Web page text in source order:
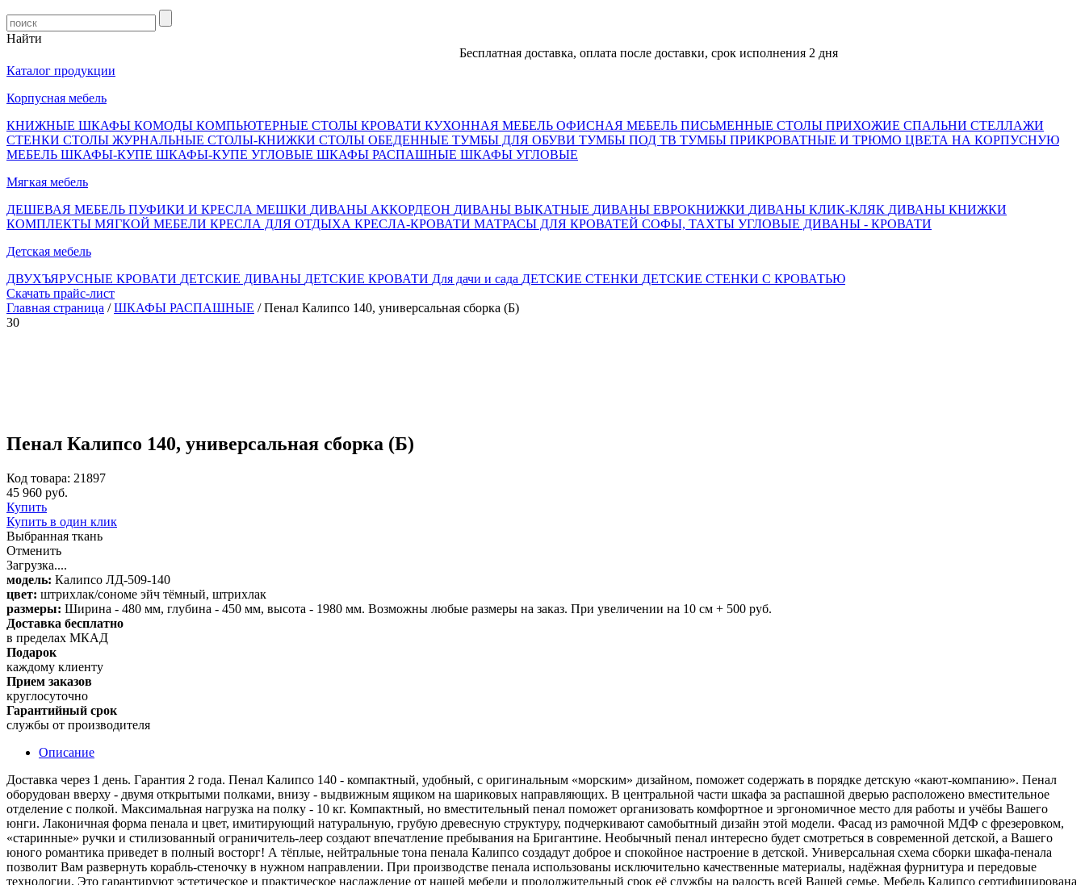
Найти
Бесплатная доставка, оплата после доставки, срок исполнения 2 дня
Каталог продукции
Корпусная мебель
КНИЖНЫЕ ШКАФЫ КОМОДЫ КОМПЬЮТЕРНЫЕ СТОЛЫ КРОВАТИ КУХОННАЯ МЕБЕЛЬ ОФИСНАЯ МЕБЕЛЬ ПИСЬМЕННЫЕ СТОЛЫ ПРИХОЖИЕ СПАЛЬНИ СТЕЛЛАЖИ
СТЕНКИ СТОЛЫ ЖУРНАЛЬНЫЕ СТОЛЫ-КНИЖКИ СТОЛЫ ОБЕДЕННЫЕ ТУМБЫ ДЛЯ ОБУВИ ТУМБЫ ПОД ТВ ТУМБЫ ПРИКРОВАТНЫЕ И ТРЮМО ЦВЕТА НА КОРПУСНУЮ
МЕБЕЛЬ ШКАФЫ-КУПЕ ШКАФЫ-КУПЕ УГЛОВЫЕ ШКАФЫ РАСПАШНЫЕ ШКАФЫ УГЛОВЫЕ
Мягкая мебель
ДЕШЕВАЯ МЕБЕЛЬ ПУФИКИ И КРЕСЛА МЕШКИ ДИВАНЫ АККОРДЕОН ДИВАНЫ ВЫКАТНЫЕ ДИВАНЫ ЕВРОКНИЖКИ ДИВАНЫ КЛИК-КЛЯК ДИВАНЫ КНИЖКИ
КОМПЛЕКТЫ МЯГКОЙ МЕБЕЛИ КРЕСЛА ДЛЯ ОТДЫХА КРЕСЛА-КРОВАТИ МАТРАСЫ ДЛЯ КРОВАТЕЙ СОФЫ, ТАХТЫ УГЛОВЫЕ ДИВАНЫ - КРОВАТИ
Детская мебель
ДВУХЪЯРУСНЫЕ КРОВАТИ ДЕТСКИЕ ДИВАНЫ ДЕТСКИЕ КРОВАТИ Для дачи и сада ДЕТСКИЕ СТЕНКИ ДЕТСКИЕ СТЕНКИ С КРОВАТЬЮ
Скачать прайс-лист
Главная страница /ШКАФЫ РАСПАШНЫЕ / Пенал Калипсо 140, универсальная сборка (Б)
30
Пенал Калипсо 140, универсальная сборка (Б)
Код товара: 21897
45 960 руб.
Купить
Купить в один клик
Выбранная ткань
Отменить
Загрузка....
модель: Калипсо ЛД-509-140
цвет: штрихлак/сономе эйч тёмный, штрихлак
размеры: Ширина - 480 мм, глубина - 450 мм, высота - 1980 мм. Возможны любые размеры на заказ. При увеличении на 10 см + 500 руб.
Доставка бесплатно
в пределах МКАД
Подарок
каждому клиенту
Прием заказов
круглосуточно
Гарантийный срок
службы от производителя
Описание
Доставка через 1 день. Гарантия 2 года. Пенал Калипсо 140 - компактный, удобный, с оригинальным «морским» дизайном, поможет содержать в порядке детскую «кают-компанию». Пенал
оборудован вверху - двумя открытыми полками, внизу - выдвижным ящиком на шариковых направляющих. В центральной части шкафа за распашной дверью расположено вместительное
отделение с полкой. Максимальная нагрузка на полку - 10 кг. Компактный, но вместительный пенал поможет организовать комфортное и эргономичное место для работы и учёбы Вашего
юнги. Лаконичная форма пенала и цвет, имитирующий натуральную, грубую древесную структуру, подчеркивают самобытный дизайн этой модели. Фасад из рамочной МДФ с фрезеровком,
«старинные» ручки и стилизованный ограничитель-леер создают впечатление пребывания на Бригантине. Необычный пенал интересно будет смотреться в современной детской, а Вашего
юного романтика приведет в полный восторг! А тёплые, нейтральные тона пенала Калипсо создадут доброе и спокойное настроение в детской. Универсальная схема сборки шкафа-пенала
позволит Вам развернуть корабль-стеночку в нужном направлении. При производстве пенала использованы исключительно качественные материалы, надёжная фурнитура и передовые
технологии. Это гарантируют эстетическое и практическое наслаждение от нашей мебели и продолжительный срок её службы на радость всей Вашей семье. Мебель Калипсо сертифицирована